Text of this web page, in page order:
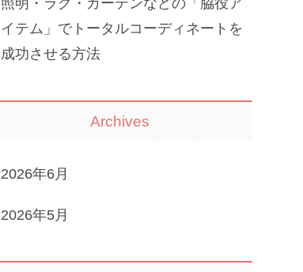
照明・ラグ・カーテンなどの「脇役ア
イテム」でトータルコーディネートを
成功させる方法
Archives
2026年6月
2026年5月